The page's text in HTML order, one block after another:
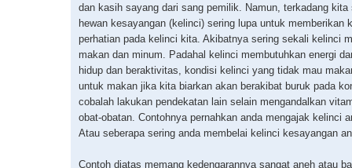
dan kasih sayang dari sang pemilik. Namun, terkadang kita
hewan kesayangan (kelinci) sering lupa untuk memberikan
perhatian pada kelinci kita. Akibatnya sering sekali kelinci
makan dan minum. Padahal kelinci membutuhkan energi
hidup dan beraktivitas, kondisi kelinci yang tidak mau
untuk makan jika kita biarkan akan berakibat buruk pada
cobalah lakukan pendekatan lain selain mengandalkan
obat-obatan. Contohnya pernahkan anda mengajak kelinci
Atau seberapa sering anda membelai kelinci kesayangan
Contoh diatas memang kedengarannya sangat aneh atau